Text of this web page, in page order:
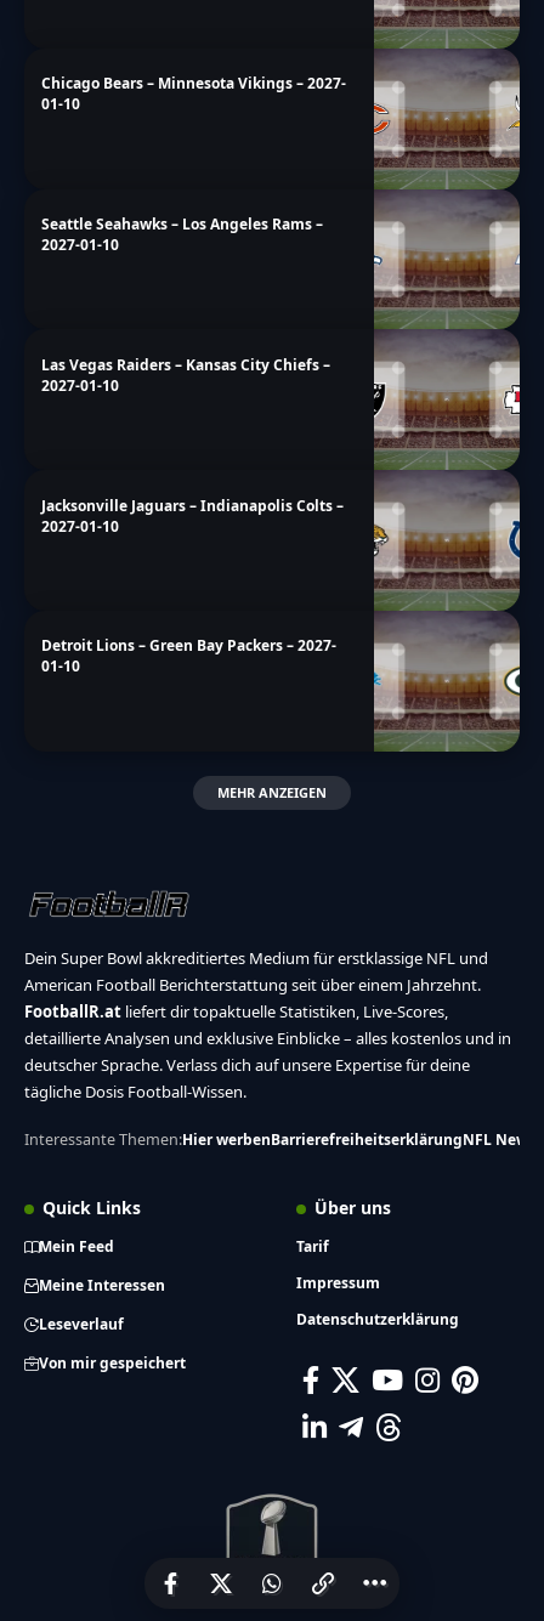
Chicago Bears – Minnesota Vikings – 2027-
01-10
Seattle Seahawks – Los Angeles Rams –
2027-01-10
Las Vegas Raiders – Kansas City Chiefs –
2027-01-10
Jacksonville Jaguars – Indianapolis Colts –
2027-01-10
Detroit Lions – Green Bay Packers – 2027-
01-10
MEHR ANZEIGEN
Dein Super Bowl akkreditiertes Medium für erstklassige NFL und
American Football Berichterstattung seit über einem Jahrzehnt.
FootballR.at liefert dir topaktuelle Statistiken, Live-Scores,
detaillierte Analysen und exklusive Einblicke – alles kostenlos und in
deutscher Sprache. Verlass dich auf unsere Expertise für deine
tägliche Dosis Football-Wissen.
Interessante Themen:Hier werbenBarrierefreiheitserklärungNFL News
Quick Links
Mein Feed
Meine Interessen
Leseverlauf
Von mir gespeichert
Über uns
Tarif
Impressum
Datenschutzerklärung